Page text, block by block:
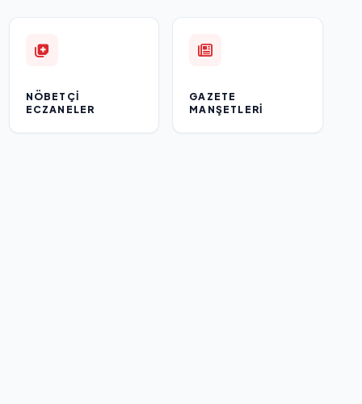
NÖBETÇI
ECZANELER
GAZETE
MANŞETLERI